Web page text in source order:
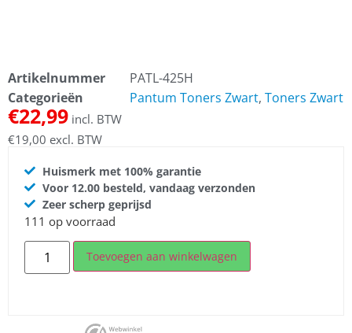
Artikelnummer
PATL-425H
Categorieën
Pantum Toners Zwart, Toners Zwart
€22,99 incl. BTW
€19,00 excl. BTW
Huismerk met 100% garantie
Voor 12.00 besteld, vandaag verzonden
Zeer scherp geprijsd
111 op voorraad
Toevoegen aan winkelwagen